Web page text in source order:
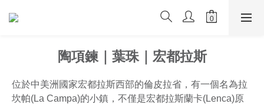
陶項鍊｜葉珠｜宏都拉斯
位於中美洲國家宏都拉斯西部的倫皮拉省，有一個名為拉
坎帕(La Campa)的小鎮，不僅是宏都拉斯蘭卡(Lenca)原